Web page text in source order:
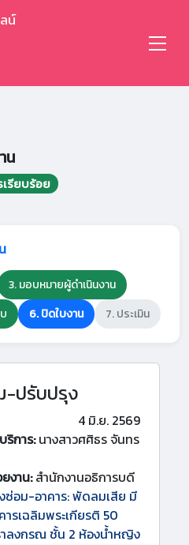
น์
น
รียบร้อย
3. มอบหมายผู้ดำเนินงาน
6. ปิดใบงาน 7. ประเมิน
ปรับปรุง
4 มิ.ย. 2569
การ:นางสาวศศิธร จันทร
งาน:สำนักงานอธิการบดี
ซ่อม-อาคาร: พัดลมเสีย มี
ารเฉลิมพระเกียรติ 50
ลงกรณ ชั้น 2 ห้องน้ำหญิง